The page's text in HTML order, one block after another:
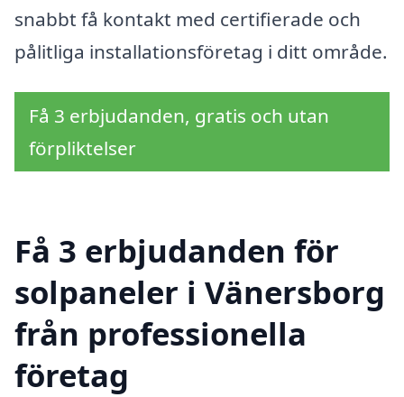
snabbt få kontakt med certifierade och
pålitliga installationsföretag i ditt område.
Få 3 erbjudanden, gratis och utan
förpliktelser
Få 3 erbjudanden för
solpaneler i Vänersborg
från professionella
företag